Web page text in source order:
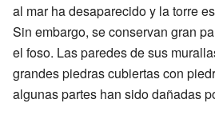
al mar ha desaparecido y la torre
Sin embargo, se conservan gran
el foso. Las paredes de sus
grandes piedras cubiertas con
algunas partes han sido dañadas